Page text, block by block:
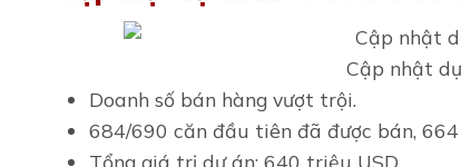
Cập nhật
Doanh số bán hàng vượt trội.
684/690 căn đầu tiên đã được bán,
Tổng giá trị dự án: 640 triệu USD.